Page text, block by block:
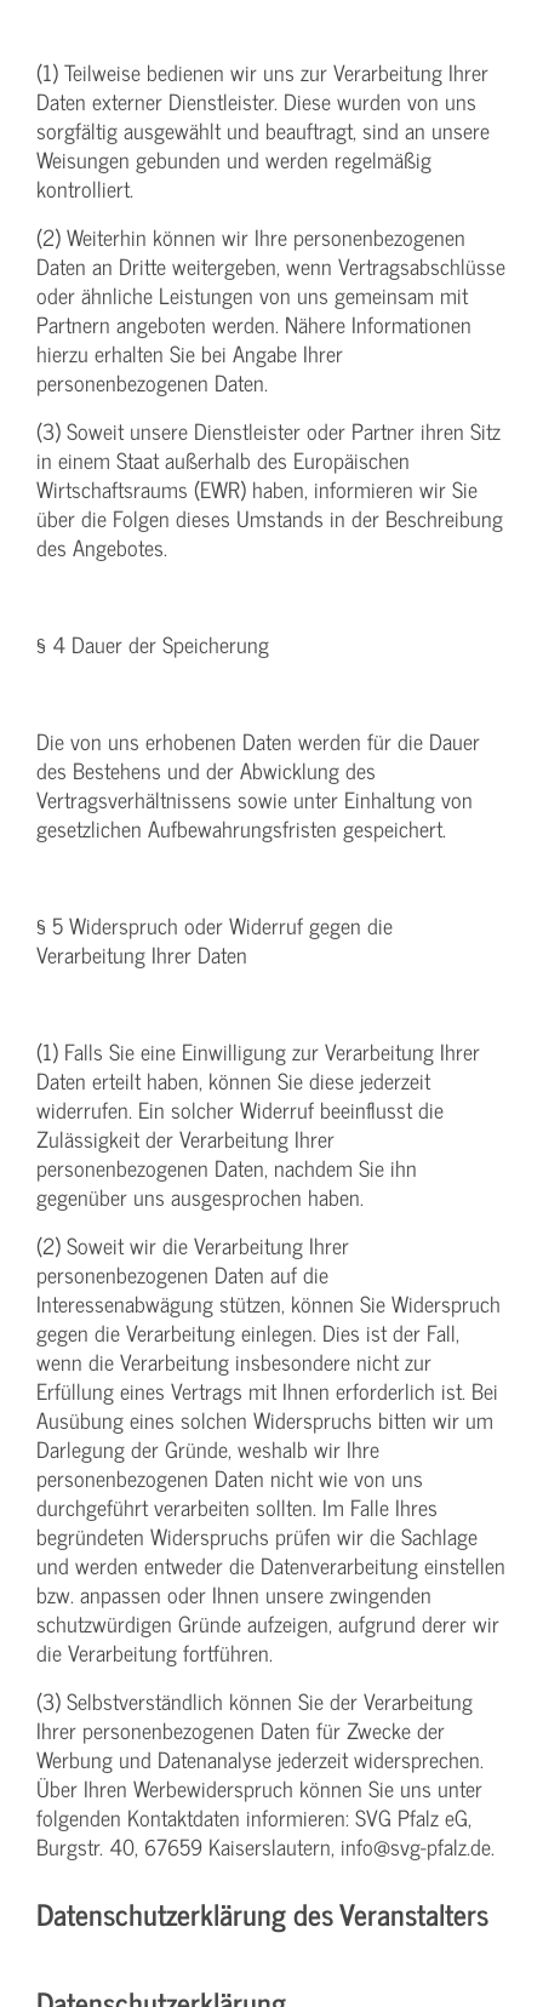
(1) Teilweise bedienen wir uns zur Verarbeitung Ihrer
Daten externer Dienstleister. Diese wurden von uns
sorgfältig ausgewählt und beauftragt, sind an unsere
Weisungen gebunden und werden regelmäßig
kontrolliert.
(2) Weiterhin können wir Ihre personenbezogenen
Daten an Dritte weitergeben, wenn Vertragsabschlüsse
oder ähnliche Leistungen von uns gemeinsam mit
Partnern angeboten werden. Nähere Informationen
hierzu erhalten Sie bei Angabe Ihrer
personenbezogenen Daten.
(3) Soweit unsere Dienstleister oder Partner ihren Sitz
in einem Staat außerhalb des Europäischen
Wirtschaftsraums (EWR) haben, informieren wir Sie
über die Folgen dieses Umstands in der Beschreibung
des Angebotes.
§ 4 Dauer der Speicherung
Die von uns erhobenen Daten werden für die Dauer
des Bestehens und der Abwicklung des
Vertragsverhältnissens sowie unter Einhaltung von
gesetzlichen Aufbewahrungsfristen gespeichert.
§ 5 Widerspruch oder Widerruf gegen die
Verarbeitung Ihrer Daten
(1) Falls Sie eine Einwilligung zur Verarbeitung Ihrer
Daten erteilt haben, können Sie diese jederzeit
widerrufen. Ein solcher Widerruf beeinflusst die
Zulässigkeit der Verarbeitung Ihrer
personenbezogenen Daten, nachdem Sie ihn
gegenüber uns ausgesprochen haben.
(2) Soweit wir die Verarbeitung Ihrer
personenbezogenen Daten auf die
Interessenabwägung stützen, können Sie Widerspruch
gegen die Verarbeitung einlegen. Dies ist der Fall,
wenn die Verarbeitung insbesondere nicht zur
Erfüllung eines Vertrags mit Ihnen erforderlich ist. Bei
Ausübung eines solchen Widerspruchs bitten wir um
Darlegung der Gründe, weshalb wir Ihre
personenbezogenen Daten nicht wie von uns
durchgeführt verarbeiten sollten. Im Falle Ihres
begründeten Widerspruchs prüfen wir die Sachlage
und werden entweder die Datenverarbeitung einstellen
bzw. anpassen oder Ihnen unsere zwingenden
schutzwürdigen Gründe aufzeigen, aufgrund derer wir
die Verarbeitung fortführen.
(3) Selbstverständlich können Sie der Verarbeitung
Ihrer personenbezogenen Daten für Zwecke der
Werbung und Datenanalyse jederzeit widersprechen.
Über Ihren Werbewiderspruch können Sie uns unter
folgenden Kontaktdaten informieren: SVG Pfalz eG,
Burgstr. 40, 67659 Kaiserslautern, info@svg-pfalz.de.
Datenschutzerklärung des Veranstalters